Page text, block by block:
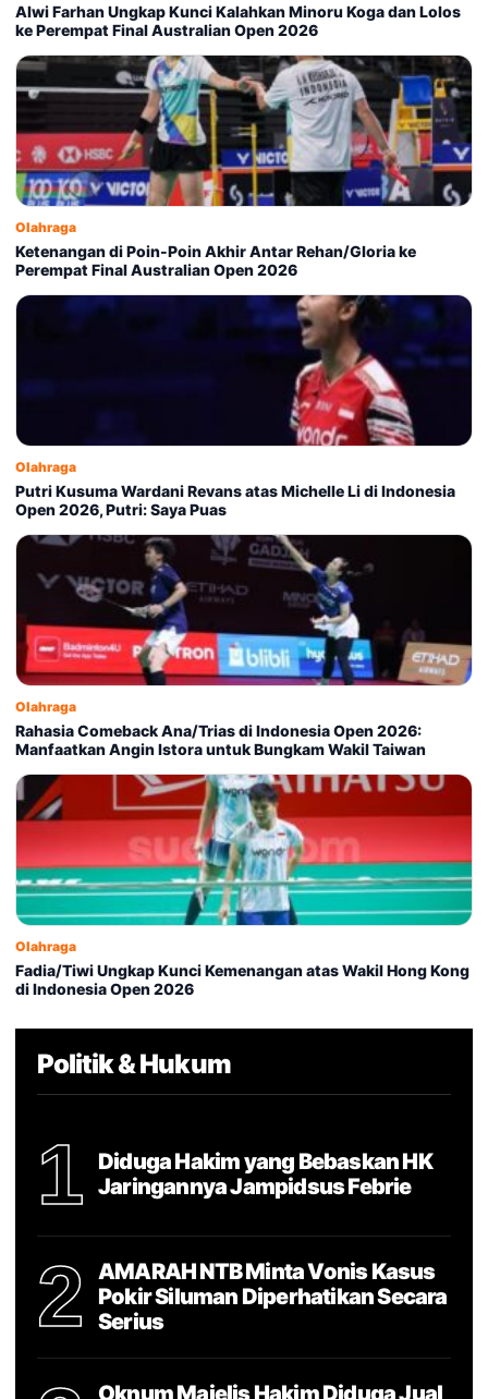
Alwi Farhan Ungkap Kunci Kalahkan Minoru Koga dan Lolos
ke Perempat Final Australian Open 2026
Olahraga
Ketenangan di Poin-Poin Akhir Antar Rehan/Gloria ke
Perempat Final Australian Open 2026
Olahraga
Putri Kusuma Wardani Revans atas Michelle Li di Indonesia
Open 2026, Putri: Saya Puas
Olahraga
Rahasia Comeback Ana/Trias di Indonesia Open 2026:
Manfaatkan Angin Istora untuk Bungkam Wakil Taiwan
Olahraga
Fadia/Tiwi Ungkap Kunci Kemenangan atas Wakil Hong Kong
di Indonesia Open 2026
Politik & Hukum
1
Diduga Hakim yang Bebaskan HK
Jaringannya Jampidsus Febrie
2
AMARAH NTB Minta Vonis Kasus
Pokir Siluman Diperhatikan Secara
Serius
Oknum Majelis Hakim Diduga Jual